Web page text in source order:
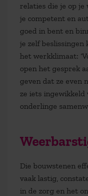
relaties die je op
je competent en
goed in bent en
je zelf beslissingen
het werkklimaat:
open het gesprek
geven dat ze even
ze iets ingewikkeld
onderlinge
Die bouwstenen
vaak lastig,
in de zorg en het